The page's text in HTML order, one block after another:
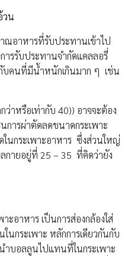
วน
ณอาหารที่รับประทานเข้าไป
ารรับประทานจำกัดแคลลอรี่
กับคนที่มีน้ำหนักเกินมาก ๆ เช่น
ว่าหรือเท่ากับ 40)) อาจจะต้อง
การผ่าตัดลดขนาดกระเพาะ
นกระเพาะอาหาร ซึ่งส่วนใหญ่
กายอยู่ที่ 25 – 35 ที่คิดว่ายัง
ะอาหาร เป็นการส่องกล้องใส่
นกระเพาะ หลักการเดียวกันกับ
ำบอลลูนไปแทนที่ในกระเพาะ